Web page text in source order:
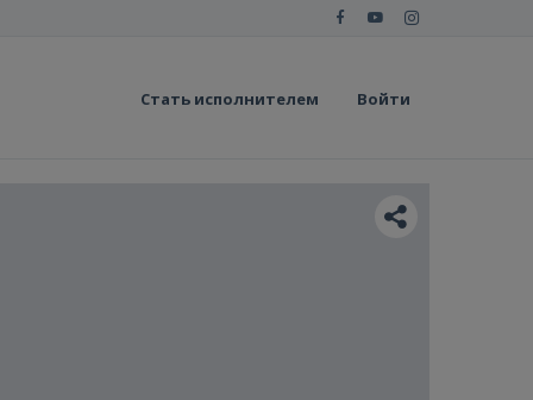
Стать исполнителем Войти